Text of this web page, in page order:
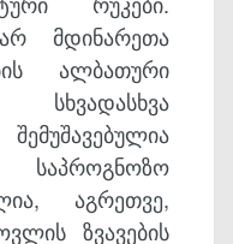
მდინარეთა
ალბათური
საპროგნოზო
აგრეთვე,
ზვავების